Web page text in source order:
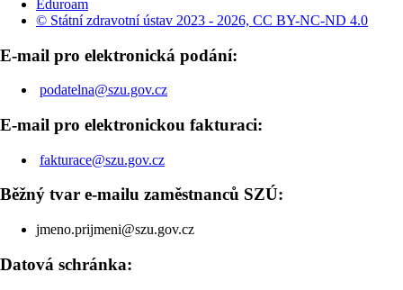
Eduroam
© Státní zdravotní ústav 2023 - 2026, CC BY-NC-ND 4.0
E-mail pro elektronická podání:
podatelna@szu.gov.cz
E-mail pro elektronickou fakturaci:
fakturace@szu.gov.cz
Běžný tvar e-mailu zaměstnanců SZÚ:
jmeno.prijmeni@szu.gov.cz
Datová schránka: